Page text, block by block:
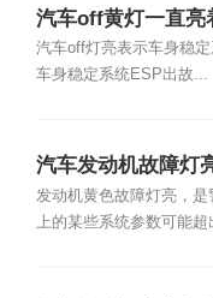
汽车off黄灯一直亮
汽车off灯亮表示车身稳
车身稳定系统ESP出故...
汽车发动机故障灯
况？
发动机⻩⾊故障灯亮，
上的某些系统参数可能超